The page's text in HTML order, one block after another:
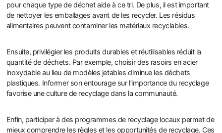
pour chaque type de déchet aide à ce tri. De plus, il est important
de nettoyer les emballages avant de les recycler. Les résidus
alimentaires peuvent contaminer les matériaux recyclables.
Ensuite, privilégier les produits durables et réutilisables réduit la
quantité de déchets. Par exemple, choisir des rasoirs en acier
inoxydable au lieu de modèles jetables diminue les déchets
plastiques. Informer son entourage sur l’importance du recyclage
favorise une culture de recyclage dans la communauté.
Enfin, participer à des programmes de recyclage locaux permet de
mieux comprendre les règles et les opportunités de recyclage. Ces